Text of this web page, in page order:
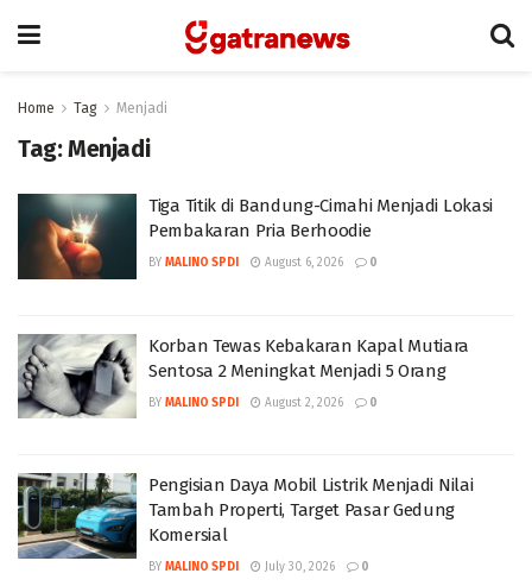
Home Tag Menjadi
Tag:Menjadi
Tiga Titik di Bandung-Cimahi Menjadi Lokasi
Pembakaran Pria Berhoodie
BY MALINO SPDI August 6, 2026 0
Korban Tewas Kebakaran Kapal Mutiara
Sentosa 2 Meningkat Menjadi 5 Orang
BY MALINO SPDI August 2, 2026 0
Pengisian Daya Mobil Listrik Menjadi Nilai
Tambah Properti, Target Pasar Gedung
Komersial
BY MALINO SPDI July 30, 2026 0